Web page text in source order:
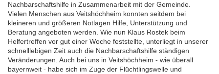
Nachbarschaftshilfe in Zusammenarbeit mit der Gemeinde.
Vielen Menschen aus Veitshöchheim konnten seitdem bei
kleineren und größeren Notlagen Hilfe, Unterstützung und
Beratung angeboten werden. Wie nun Klaus Rostek beim
Helfertreffen vor gut einer Woche feststellte, unterliegt in unserer
schnelllebigen Zeit auch die Nachbarschaftshilfe ständigen
Veränderungen. Auch bei uns in Veitshöchheim - wie überall
bayernweit - habe sich im Zuge der Flüchtlingswelle und